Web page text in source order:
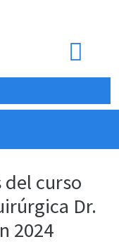
del curso
Dr.
2024